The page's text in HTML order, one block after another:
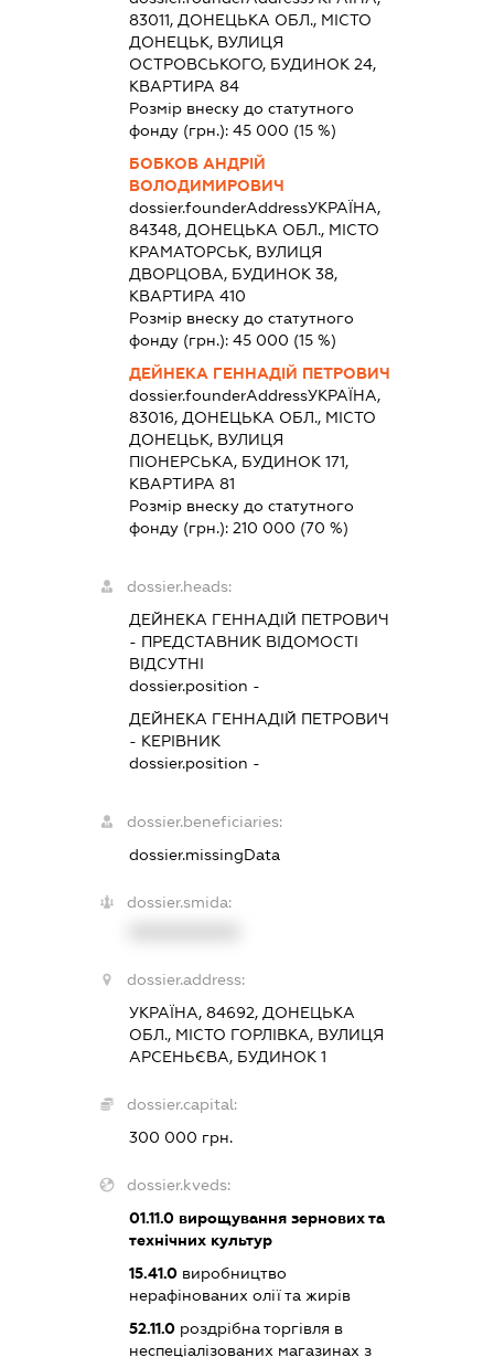
83011, ДОНЕЦЬКА ОБЛ., МІСТО
ДОНЕЦЬК, ВУЛИЦЯ
ОСТРОВСЬКОГО, БУДИНОК 24,
КВАРТИРА 84
Розмір внеску до статутного
фонду (грн.):45 000 (15 %)
БОБКОВ АНДРІЙ
ВОЛОДИМИРОВИЧ
dossier.founderAddressУКРАЇНА,
84348, ДОНЕЦЬКА ОБЛ., МІСТО
КРАМАТОРСЬК, ВУЛИЦЯ
ДВОРЦОВА, БУДИНОК 38,
КВАРТИРА 410
Розмір внеску до статутного
фонду (грн.):45 000 (15 %)
ДЕЙНЕКА ГЕННАДІЙ ПЕТРОВИЧ
dossier.founderAddressУКРАЇНА,
83016, ДОНЕЦЬКА ОБЛ., МІСТО
ДОНЕЦЬК, ВУЛИЦЯ
ПІОНЕРСЬКА, БУДИНОК 171,
КВАРТИРА 81
Розмір внеску до статутного
фонду (грн.):210 000 (70 %)
dossier.heads:
ДЕЙНЕКА ГЕННАДІЙ ПЕТРОВИЧ
- ПРЕДСТАВНИК ВІДОМОСТІ
ВІДСУТНІ
dossier.position -
ДЕЙНЕКА ГЕННАДІЙ ПЕТРОВИЧ
- КЕРІВНИК
dossier.position -
dossier.beneficiaries:
dossier.missingData
dossier.smida:
dossier.address:
УКРАЇНА, 84692, ДОНЕЦЬКА
ОБЛ., МІСТО ГОРЛІВКА, ВУЛИЦЯ
АРСЕНЬЄВА, БУДИНОК 1
dossier.capital:
300 000 грн.
dossier.kveds:
01.11.0 вирощування зернових та
технічних культур
15.41.0 виробництво
нерафінованих олії та жирів
52.11.0 роздрібна торгівля в
неспеціалізованих магазинах з